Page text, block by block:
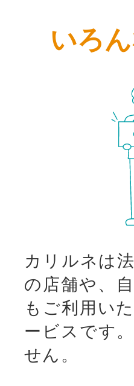
いろ
カリルネは
の店舗や、
もご利用い
ービスです。
せん。